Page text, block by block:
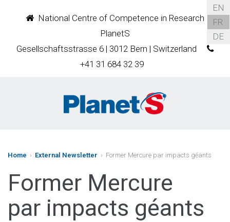
National Centre of Competence in Research
PlanetS
Gesellschaftsstrasse 6 | 3012 Bern | Switzerland
+41 31 684 32 39
EN
FR
DE
Home › External Newsletter › Former Mercure par impacts géants
Former Mercure
par impacts géants